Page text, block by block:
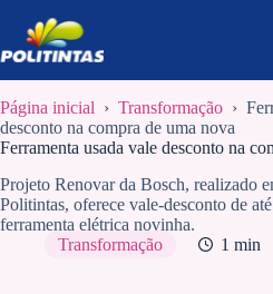
para
o
conteúdo
Página inicial › Transformação ›
desconto na compra de uma nova
Ferramenta usada vale desconto na
Projeto Renovar da Bosch, realizado
Politintas, oferece vale-desconto de
ferramenta elétrica novinha.
Transformação
1 min